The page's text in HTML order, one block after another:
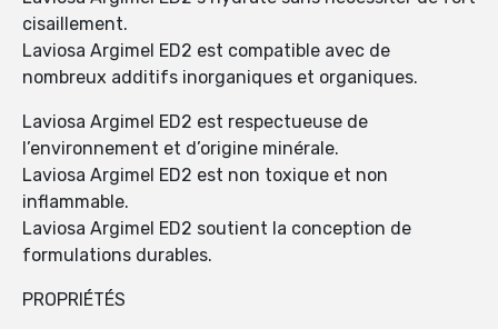
cisaillement.
Laviosa Argimel ED2 est compatible avec de
nombreux additifs inorganiques et organiques.
Laviosa Argimel ED2 est respectueuse de
l’environnement et d’origine minérale.
Laviosa Argimel ED2 est non toxique et non
inflammable.
Laviosa Argimel ED2 soutient la conception de
formulations durables.
PROPRIÉTÉS